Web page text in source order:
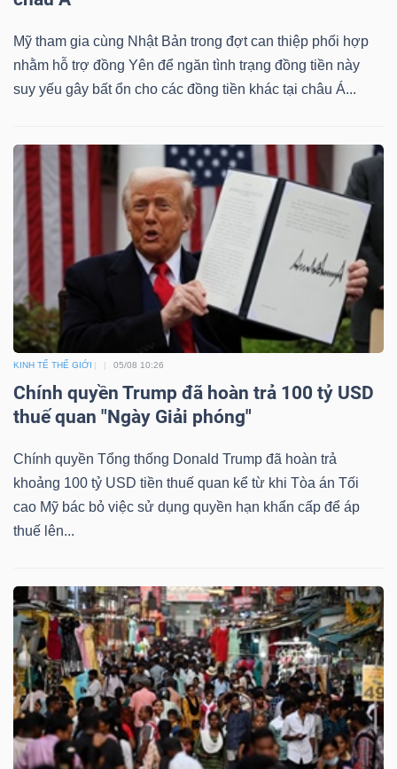
Mỹ tham gia cùng Nhật Bản trong đợt can thiệp phối hợp
nhằm hỗ trợ đồng Yên để ngăn tình trạng đồng tiền này
suy yếu gây bất ổn cho các đồng tiền khác tại châu Á...
KINH TẾ THẾ GIỚI 05/08 10:26
Chính quyền Trump đã hoàn trả 100 tỷ USD
thuế quan "Ngày Giải phóng"
Chính quyền Tổng thống Donald Trump đã hoàn trả
khoảng 100 tỷ USD tiền thuế quan kể từ khi Tòa án Tối
cao Mỹ bác bỏ việc sử dụng quyền hạn khẩn cấp để áp
thuế lên...
của
giả
cáo
phân
tích
Thuật
ngữ
(-)
Dịch
vụ
(-)
Đào
Sách
tài
chính